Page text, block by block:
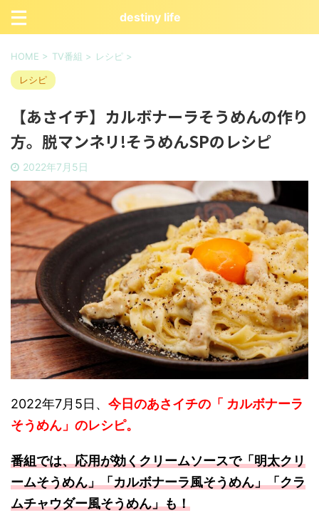
destiny life
HOME > TV番組 > レシピ >
レシピ
【あさイチ】カルボナーラそうめんの作り
方。脱マンネリ!そうめんSPのレシピ
2022年7月5日
2022年7月5日、 今日のあさイチの「 カルボナーラ
そうめん」のレシピ。
番組では、応用が効くクリームソースで「明太クリ
ームそうめん」「カルボナーラ風そうめん」「クラ
ムチャウダー風そうめん」も！